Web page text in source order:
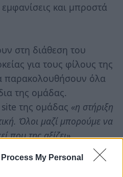
My Personal
εμφανίσεις και μπροστά
στη διάθεση του
για τους φίλους της
παρακολουθήσουν όλα
της ομάδας.
της ομάδας «η στήριξη
Όλοι μαζί μπορούμε να
που της αξίζει».